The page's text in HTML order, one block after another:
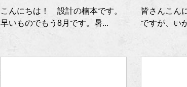
こんにちは！ 設計の楠本です。
早いものでもう8月です。暑...
皆さんこん
ですが、い